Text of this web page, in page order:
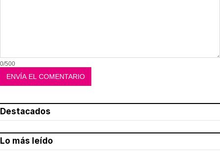
0/500
Destacados
Lo más leído